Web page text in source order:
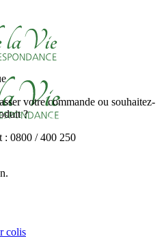
votre commande ou souhaitez-
?
: 0800 / 400 250